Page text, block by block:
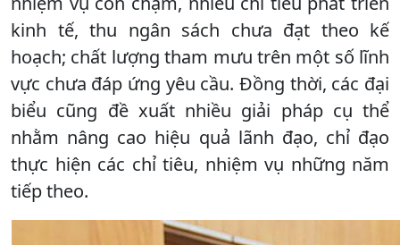
kinh tế, thu ngân sách chưa đạt theo kế
hoạch; chất lượng tham mưu trên một số lĩnh
vực chưa đáp ứng yêu cầu. Đồng thời, các đại
biểu cũng đề xuất nhiều giải pháp cụ thể
nhằm nâng cao hiệu quả lãnh đạo, chỉ đạo
thực hiện các chỉ tiêu, nhiệm vụ những năm
tiếp theo.